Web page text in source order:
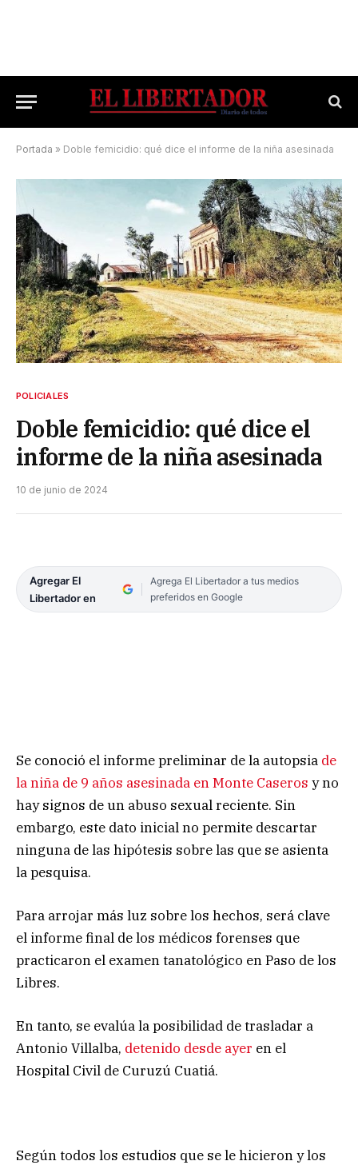
Portada » Doble femicidio: qué dice el informe de la niña asesinada
POLICIALES
Doble femicidio: qué dice el
informe de la niña asesinada
10 de junio de 2024
Agregar El
Libertador en
Agrega El Libertador a tus medios
preferidos en Google
Se conoció el informe preliminar de la autopsia de
la niña de 9 años asesinada en Monte Caseros y no
hay signos de un abuso sexual reciente. Sin
embargo, este dato inicial no permite descartar
ninguna de las hipótesis sobre las que se asienta
la pesquisa.
Para arrojar más luz sobre los hechos, será clave
el informe final de los médicos forenses que
practicaron el examen tanatológico en Paso de los
Libres.
En tanto, se evalúa la posibilidad de trasladar a
Antonio Villalba, detenido desde ayer en el
Hospital Civil de Curuzú Cuatiá.
Según todos los estudios que se le hicieron y los